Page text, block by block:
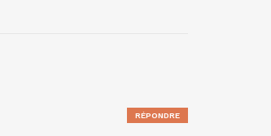
RÉPONDRE